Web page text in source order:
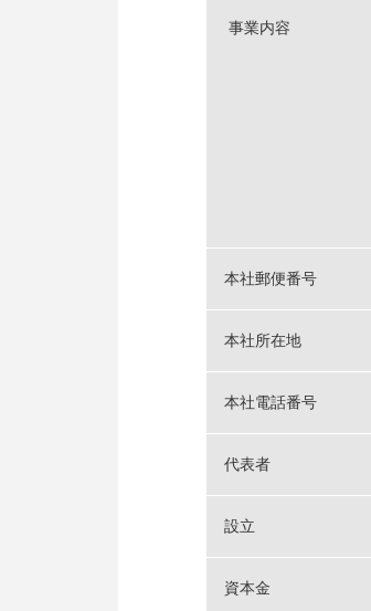
事業内容
本社郵便番号
本社所在地
本社電話番号
代表者
設立
資本金